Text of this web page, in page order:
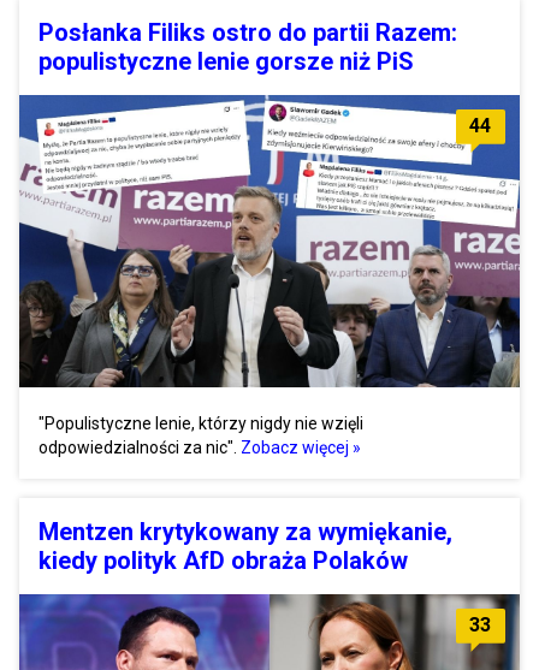
Posłanka Filiks ostro do partii Razem:
populistyczne lenie gorsze niż PiS
44
"Populistyczne lenie, którzy nigdy nie wzięli
odpowiedzialności za nic". Zobacz więcej »
Mentzen krytykowany za wymiękanie,
kiedy polityk AfD obraża Polaków
33